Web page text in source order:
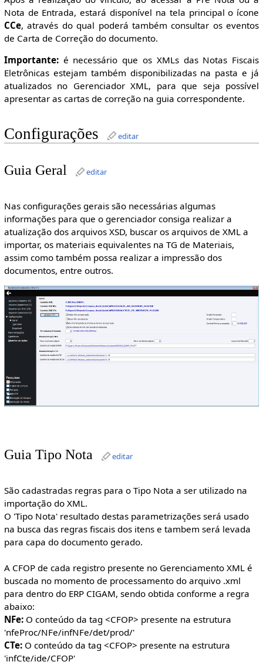
Nota de Entrada, estará disponível na tela principal o ícone
CCe, através do qual poderá também consultar os eventos
de Carta de Correção do documento.
Importante:é necessário que os XMLs das Notas Fiscais
Eletrônicas estejam também disponibilizadas na pasta e já
atualizados no Gerenciador XML, para que seja possível
apresentar as cartas de correção na guia correspondente.
Configurações editar
Guia Geral editar
Nas configurações gerais são necessárias algumas
informações para que o gerenciador consiga realizar a
atualização dos arquivos XSD, buscar os arquivos de XML a
importar, os materiais equivalentes na TG de Materiais,
assim como também possa realizar a impressão dos
documentos, entre outros.
Guia Tipo Nota editar
São cadastradas regras para o Tipo Nota a ser utilizado na
importação do XML.
O 'Tipo Nota' resultado destas parametrizações será usado
na busca das regras fiscais dos itens e tambem será levada
para capa do documento gerado.
A CFOP de cada registro presente no Gerenciamento XML é
buscada no momento de processamento do arquivo .xml
para dentro do ERP CIGAM, sendo obtida conforme a regra
abaixo:
NFe:O conteúdo da tag <CFOP> presente na estrutura
'nfeProc/NFe/infNFe/det/prod/'
CTe:O conteúdo da tag <CFOP> presente na estrutura
'infCte/ide/CFOP'